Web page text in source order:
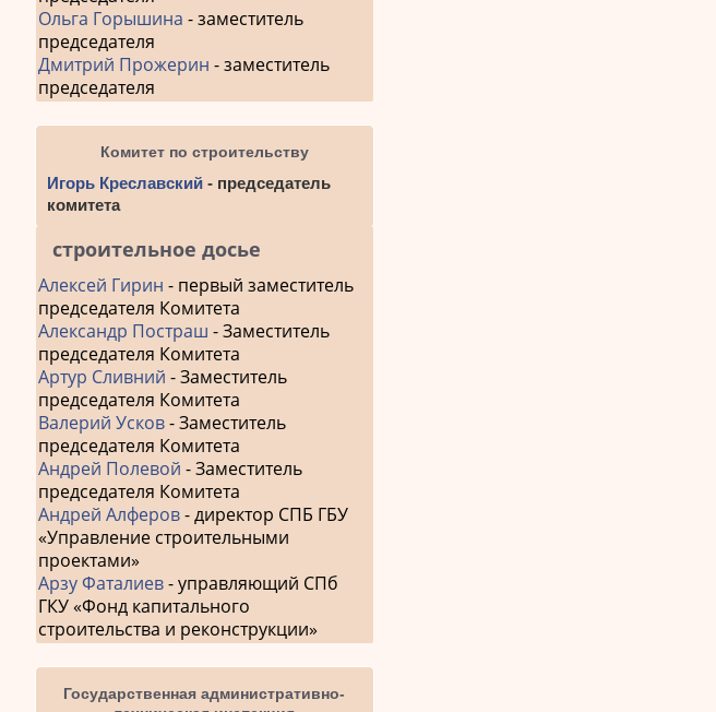
Ольга Горышина - заместитель
председателя
Дмитрий Прожерин - заместитель
председателя
Комитет по строительству
Игорь Креславский - председатель
комитета
строительное досье
Алексей Гирин - первый заместитель
председателя Комитета
Александр Постраш - Заместитель
председателя Комитета
Артур Сливний - Заместитель
председателя Комитета
Валерий Усков- Заместитель
председателя Комитета
Андрей Полевой - Заместитель
председателя Комитета
Андрей Алферов- директор СПБ ГБУ
«Управление строительными
проектами»
Арзу Фаталиев- управляющий СПб
ГКУ «Фонд капитального
строительства и реконструкции»
Государственная административно-